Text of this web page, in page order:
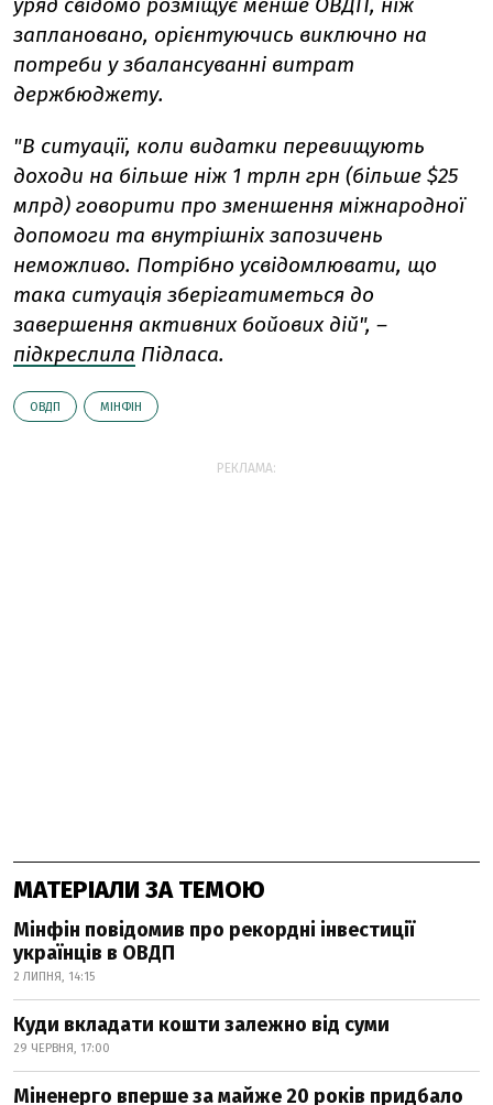
заплановано, орієнтуючись виключно на
потреби у збалансуванні витрат
держбюджету.
"В ситуації, коли видатки перевищують
доходи на більше ніж 1 трлн грн (більше $25
млрд) говорити про зменшення міжнародної
допомоги та внутрішніх запозичень
неможливо. Потрібно усвідомлювати, що
така ситуація зберігатиметься до
завершення активних бойових дій", –
підкреслила Підласа.
ОВДП МІНФІН
РЕКЛАМА:
МАТЕРІАЛИ ЗА ТЕМОЮ
Мінфін повідомив про рекордні інвестиції
українців в ОВДП
2 ЛИПНЯ, 14:15
Куди вкладати кошти залежно від суми
29 ЧЕРВНЯ, 17:00
Міненерго вперше за майже 20 років придбало